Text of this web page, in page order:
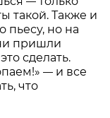
такой. Также и
пьесу, но на
пришли
сделать.
— и все
что